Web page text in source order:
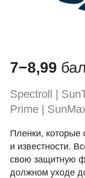
7−8,99
Spectroll |
Prime |
Пленки, которые
и известности.
свою защитную
должном уходе